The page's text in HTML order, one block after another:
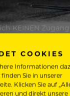
KEINEN
COOKIES
Informationen
Sie in unserer
Klicken Sie auf
und direkt unsere